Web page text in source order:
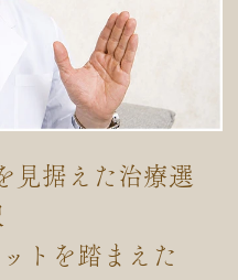
見据えた治療選
トを踏まえた